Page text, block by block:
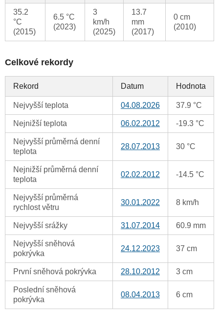
35.2
°C
(2015)
6.5 °C
(2023)
3
km/h
(2025)
13.7
mm
(2017)
0 cm
(2010)
Celkové rekordy
Rekord Datum Hodnota
Nejvyšší teplota 04.08.2026 37.9 °C
Nejnižší teplota 06.02.2012 -19.3 °C
Nejvyšší průměrná denní
teplota
28.07.2013 30 °C
Nejnižší průměrná denní
teplota
02.02.2012 -14.5 °C
Nejvyšší průměrná
rychlost větru
30.01.2022 8 km/h
Nejvyšší srážky 31.07.2014 60.9 mm
Nejvyšší sněhová
pokrývka
24.12.2023 37 cm
První sněhová pokrývka 28.10.2012 3 cm
Poslední sněhová
pokrývka
08.04.2013 6 cm